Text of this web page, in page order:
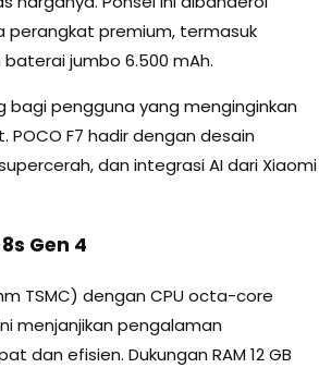
perangkat premium, termasuk
baterai jumbo 6.500 mAh.
bagi pengguna yang menginginkan
F7 hadir dengan desain
dan integrasi AI dari Xiaomi
Gen 4
TSMC) dengan CPU octa-core
menjanjikan pengalaman
dan efisien. Dukungan RAM 12 GB